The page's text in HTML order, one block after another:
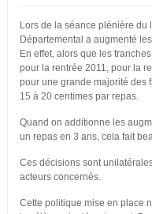
Lors de la séance plénière du
Départemental a augmenté
En effet, alors que les
pour la rentrée 2011, pour la
pour une grande majorité des
15 à 20 centimes par repas.
Quand on additionne les
un repas en 3 ans, cela fait
Ces décisions sont
acteurs concernés.
Cette politique mise en place